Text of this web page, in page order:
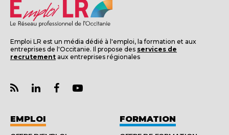
Emploi LR est un média dédié à l'emploi, la formation et aux
entreprises de l'Occitanie. Il propose des services de
recrutement aux entreprises régionales
EMPLOI FORMATION